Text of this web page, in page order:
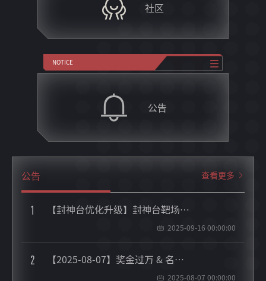
社区
NOTICE
公告
公告 查看更多
1 【封神台优化升级】封神台靶场设备同优化升级
2025-09-16 00:00:00
2 【2025-08-07】奖金过万 & 名企内推offer | 第九届封神台CTF开启！
2025-08-07 00:00:00